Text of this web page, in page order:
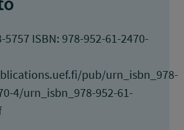
5757 ISBN: 978-952-61-2470-
pub/urn_isbn_978-
4/urn_isbn_978-952-61-